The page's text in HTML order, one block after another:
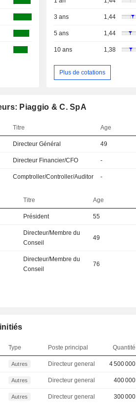
3 ans 1,44
5 ans 1,44
10 ans 1,38
Plus de cotations
Piaggio & C. SpA
Titre Age
Directeur Général 49
Directeur Financier/CFO -
Comptroller/Controller/Auditor -
Titre Age
Président 55
Directeur/Membre du
Conseil
49
Directeur/Membre du
Conseil
76
Type Poste principal Quantité
Autres Directeur general 4 500 000
Autres Directeur general 400 000
Autres Directeur general 300 000